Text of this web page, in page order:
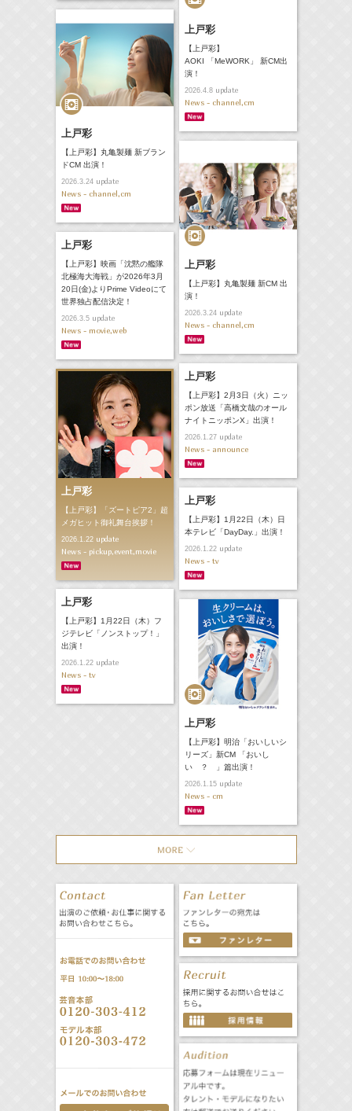
上戸彩
【上戸彩】
AOKI 「MeWORK」 新CM出
演！
2026.4.8update
News - channel,cm
上戸彩
【上戸彩】丸亀製麺 新ブラン
ドCM 出演！
2026.3.24update
News - channel,cm
上戸彩
【上戸彩】丸亀製麺 新CM 出
演！
2026.3.24update
News - channel,cm
上戸彩
【上戸彩】映画「沈黙の艦隊
北極海大海戦」が2026年3月
20日(金)よりPrime Videoにて
世界独占配信決定！
2026.3.5update
News - movie,web
上戸彩
【上戸彩】2月3日（火）ニッ
ポン放送「高橋文哉のオール
ナイトニッポンX」出演！
2026.1.27update
News - announce
上戸彩
【上戸彩】「ズートピア2」超
メガヒット御礼舞台挨拶！
2026.1.22update
News - pickup,event,movie
上戸彩
【上戸彩】1月22日（木）日
本テレビ「DayDay.」出演！
2026.1.22update
News - tv
上戸彩
【上戸彩】1月22日（木）フ
ジテレビ「ノンストップ！」
出演！
2026.1.22update
News - tv
上戸彩
【上戸彩】明治「おいしいシ
リーズ」新CM 「おいし
い ？ 」篇出演！
2026.1.15update
News - cm